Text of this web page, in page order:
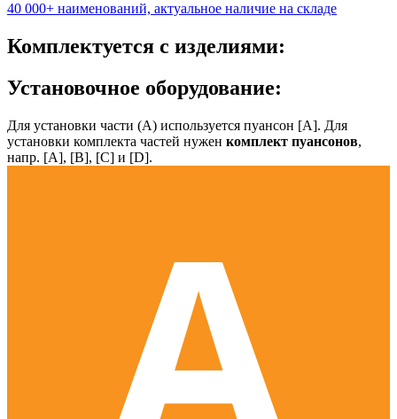
40 000+ наименований, актуальное наличие на складе
Комплектуется с изделиями:
Установочное оборудование:
Для установки части (А) используется пуансон [А]. Для
установки комплекта частей нужен комплект пуансонов,
напр. [А], [B], [С] и [D].